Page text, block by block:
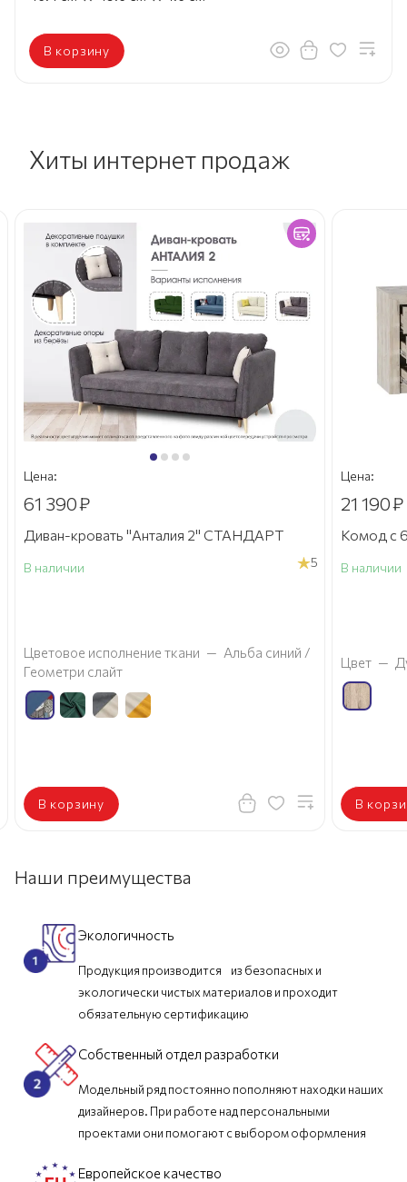
В корзину
Хиты интернет продаж
Цена:
61 390₽
Диван-кровать "Анталия 2" СТАНДАРТ
В наличии 5
Цветовое исполнение ткани — Альба синий /
Геометри слайт
В корзину
Цена:
21 190₽
Комод с
В наличии
Цвет —
В
Наши преимущества
Экологичность
Продукция производится из безопасных и
экологически чистых материалов и проходит
обязательную сертификацию
Собственный отдел разработки
Модельный ряд постоянно пополняют находки наших
дизайнеров. При работе над персональными
проектами они помогают с выбором оформления
Европейское качество